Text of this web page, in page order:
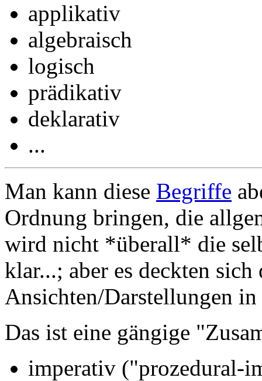
applikativ
algebraisch
logisch
prädikativ
deklarativ
...
Man kann diese Begriffe
Ordnung bringen, die
wird nicht *überall* die
klar...; aber es deckten
Ansichten/Darstellungen
Das ist eine gängige
imperativ ("prozedural-